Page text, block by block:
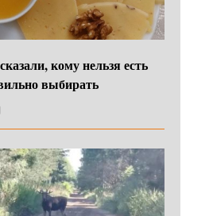
кому нельзя есть
выбирать